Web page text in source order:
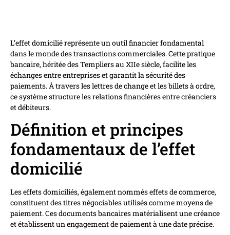
L’effet domicilié représente un outil financier fondamental
dans le monde des transactions commerciales. Cette pratique
bancaire, héritée des Templiers au XIIe siècle, facilite les
échanges entre entreprises et garantit la sécurité des
paiements. À travers les lettres de change et les billets à ordre,
ce système structure les relations financières entre créanciers
et débiteurs.
Définition et principes
fondamentaux de l’effet
domicilié
Les effets domiciliés, également nommés effets de commerce,
constituent des titres négociables utilisés comme moyens de
paiement. Ces documents bancaires matérialisent une créance
et établissent un engagement de paiement à une date précise.